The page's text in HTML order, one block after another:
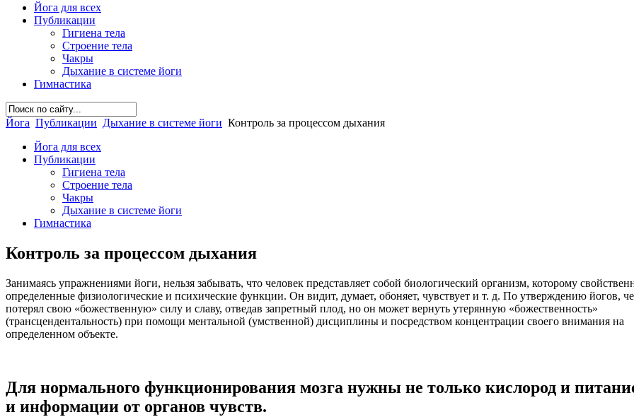
Йога для всех
Публикации
Гигиена тела
Строение тела
Чакры
Дыхание в системе йоги
Гимнастика
Йога Публикации Дыхание в системе йоги Контроль за процессом дыхания
Йога для всех
Публикации
Гигиена тела
Строение тела
Чакры
Дыхание в системе йоги
Гимнастика
Контроль за процессом дыхания
Занимаясь упражнениями йоги, нельзя забывать, что человек представляет собой биологический организм, которому
определенные физиологические и психические функции. Он видит, думает, обоняет, чувствует и т. д. По утверждению йогов,
потерял свою «божественную» силу и славу, отведав запретный плод, но он может вернуть утерянную «божественность»
(трансцендентальность) при помощи ментальной (умственной) дисциплины и посредством концентрации своего внимания на
определенном объекте.
Для нормального функционирования мозга нужны не только кислород и
и информации от органов чувств.